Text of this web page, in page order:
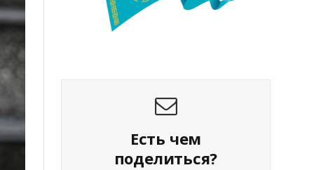
Есть чем
поделиться?